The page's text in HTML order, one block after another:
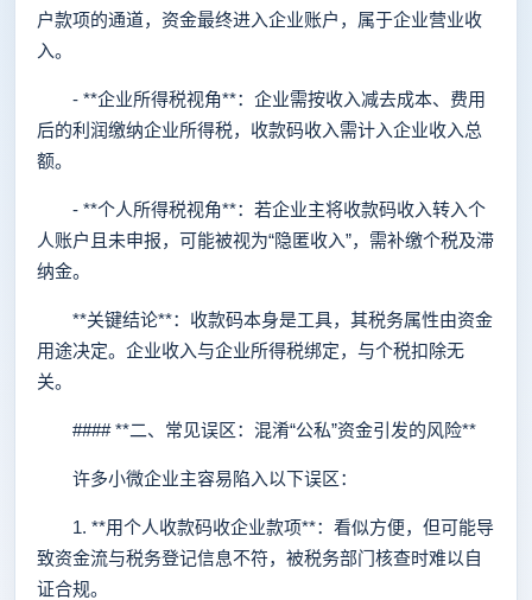
户款项的通道，资金最终进入企业账户，属于企业营业收
入。
- **企业所得税视角**：企业需按收入减去成本、费用
后的利润缴纳企业所得税，收款码收入需计入企业收入总
额。
- **个人所得税视角**：若企业主将收款码收入转入个
人账户且未申报，可能被视为“隐匿收入”，需补缴个税及滞
纳金。
**关键结论**：收款码本身是工具，其税务属性由资金
用途决定。企业收入与企业所得税绑定，与个税扣除无
关。
#### **二、常见误区：混淆“公私”资金引发的风险**
许多小微企业主容易陷入以下误区：
1. **用个人收款码收企业款项**：看似方便，但可能导
致资金流与税务登记信息不符，被税务部门核查时难以自
证合规。